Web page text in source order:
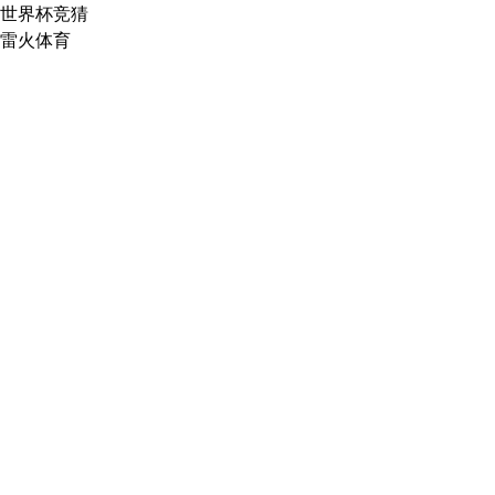
世界杯竞猜
雷火体育